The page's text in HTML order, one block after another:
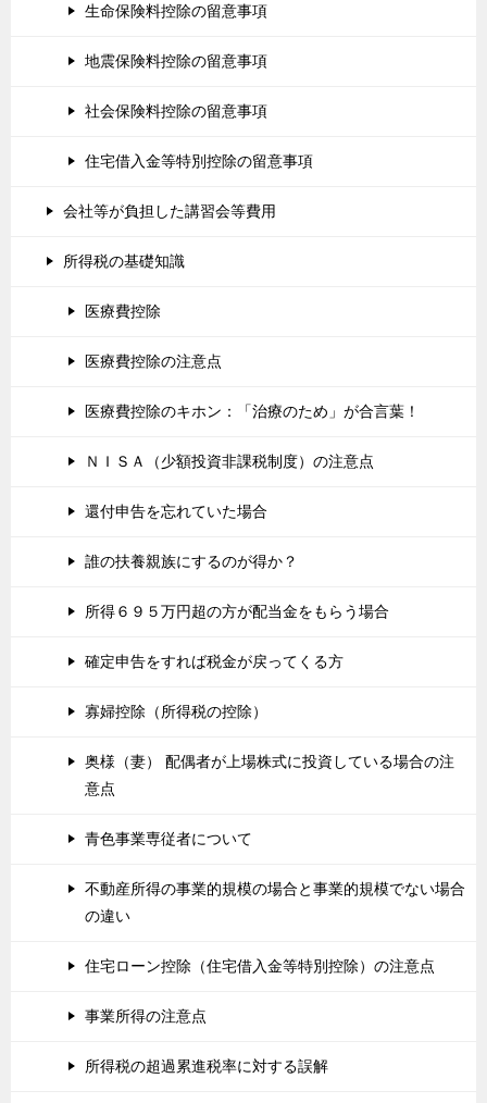
生命保険料控除の留意事項
地震保険料控除の留意事項
社会保険料控除の留意事項
住宅借入金等特別控除の留意事項
会社等が負担した講習会等費用
所得税の基礎知識
医療費控除
医療費控除の注意点
医療費控除のキホン：「治療のため」が合言葉！
ＮＩＳＡ（少額投資非課税制度）の注意点
還付申告を忘れていた場合
誰の扶養親族にするのが得か？
所得６９５万円超の方が配当金をもらう場合
確定申告をすれば税金が戻ってくる方
寡婦控除（所得税の控除）
奥様（妻） 配偶者が上場株式に投資している場合の注
意点
青色事業専従者について
不動産所得の事業的規模の場合と事業的規模でない場合
の違い
住宅ローン控除（住宅借入金等特別控除）の注意点
事業所得の注意点
所得税の超過累進税率に対する誤解